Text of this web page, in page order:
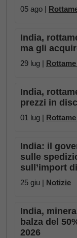
05 ago |
India,
ma gli
29 lug |
India,
prezzi in
01 lug |
India: il
sulle
sull’import
25 giu | Notizie
India,
balza del
2026